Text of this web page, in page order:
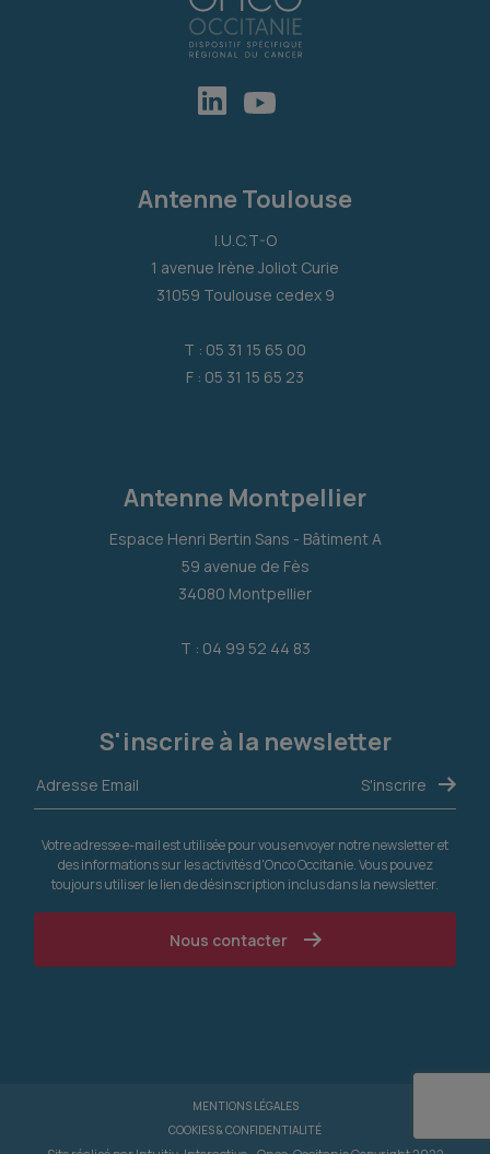
Antenne Toulouse
I.U.C.T-O
1 avenue Irène Joliot Curie
31059 Toulouse cedex 9
T : 05 31 15 65 00
F : 05 31 15 65 23
Antenne Montpellier
Espace Henri Bertin Sans - Bâtiment A
59 avenue de Fès
34080 Montpellier
T : 04 99 52 44 83
S'inscrire à la newsletter
Votre adresse e-mail est utilisée pour vous envoyer notre newsletter et
des informations sur les activités d'Onco Occitanie. Vous pouvez
toujours utiliser le lien de désinscription inclus dans la newsletter.
Nous contacter
MENTIONS LÉGALES
COOKIES & CONFIDENTIALITÉ